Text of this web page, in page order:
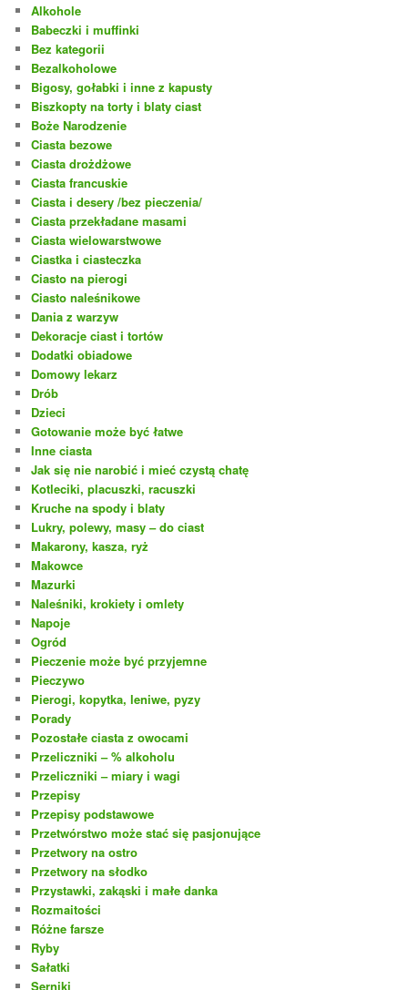
Alkohole
Babeczki i muffinki
Bez kategorii
Bezalkoholowe
Bigosy, gołabki i inne z kapusty
Biszkopty na torty i blaty ciast
Boże Narodzenie
Ciasta bezowe
Ciasta drożdżowe
Ciasta francuskie
Ciasta i desery /bez pieczenia/
Ciasta przekładane masami
Ciasta wielowarstwowe
Ciastka i ciasteczka
Ciasto na pierogi
Ciasto naleśnikowe
Dania z warzyw
Dekoracje ciast i tortów
Dodatki obiadowe
Domowy lekarz
Drób
Dzieci
Gotowanie może być łatwe
Inne ciasta
Jak się nie narobić i mieć czystą chatę
Kotleciki, placuszki, racuszki
Kruche na spody i blaty
Lukry, polewy, masy – do ciast
Makarony, kasza, ryż
Makowce
Mazurki
Naleśniki, krokiety i omlety
Napoje
Ogród
Pieczenie może być przyjemne
Pieczywo
Pierogi, kopytka, leniwe, pyzy
Porady
Pozostałe ciasta z owocami
Przeliczniki – % alkoholu
Przeliczniki – miary i wagi
Przepisy
Przepisy podstawowe
Przetwórstwo może stać się pasjonujące
Przetwory na ostro
Przetwory na słodko
Przystawki, zakąski i małe danka
Rozmaitości
Różne farsze
Ryby
Sałatki
Serniki